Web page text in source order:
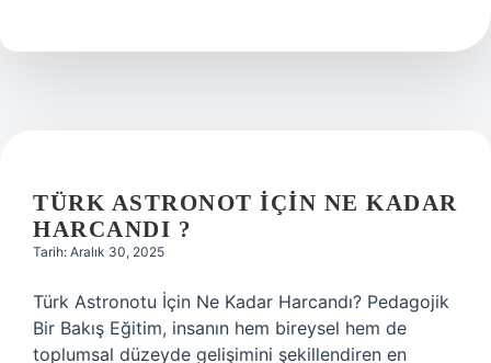
söylüyor
TÜRK ASTRONOT IÇIN NE KADAR
HARCANDI ?
Tarih: Aralık 30, 2025
Türk Astronotu İçin Ne Kadar Harcandı? Pedagojik
Bir Bakış Eğitim, insanın hem bireysel hem de
toplumsal düzeyde gelişimini şekillendiren en